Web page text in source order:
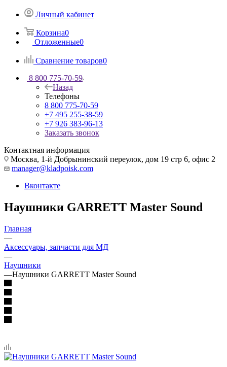
Личный кабинет
Корзина0
Отложенные0
Сравнение товаров0
8 800 775-70-59
Назад
Телефоны
8 800 775-70-59
+7 495 255-38-59
+7 926 383-96-13
Заказать звонок
Контактная информация
Москва, 1-й Добрынинский переулок, дом 19 стр 6, офис 2
manager@kladpoisk.com
Вконтакте
Наушники GARRETT Master Sound
Главная
—
Аксессуары, запчасти для МД
—
Наушники
—Наушники GARRETT Master Sound